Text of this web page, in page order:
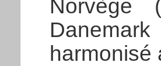
Norvège
harmonisé